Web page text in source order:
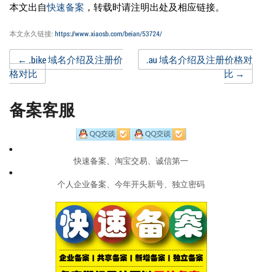
本文出自快速备案 ，转载时请注明出处及相应链接。
本文永久链接: https://www.xiaosb.com/beian/53724/
Post
navigation
← .bike 域名介绍及注册价
格对比
.au 域名介绍及注册价格对
比→
备案客服
快速备案、淘宝交易、诚信第一
个人企业备案、今年开头新号、独立密码